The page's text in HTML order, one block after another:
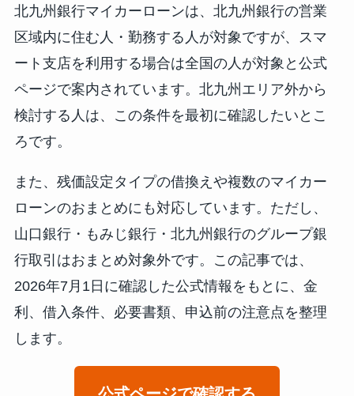
北九州銀行マイカーローンは、北九州銀行の営業
区域内に住む人・勤務する人が対象ですが、スマ
ート支店を利用する場合は全国の人が対象と公式
ページで案内されています。北九州エリア外から
検討する人は、この条件を最初に確認したいとこ
ろです。
また、残価設定タイプの借換えや複数のマイカー
ローンのおまとめにも対応しています。ただし、
山口銀行・もみじ銀行・北九州銀行のグループ銀
行取引はおまとめ対象外です。この記事では、
2026年7月1日に確認した公式情報をもとに、金
利、借入条件、必要書類、申込前の注意点を整理
します。